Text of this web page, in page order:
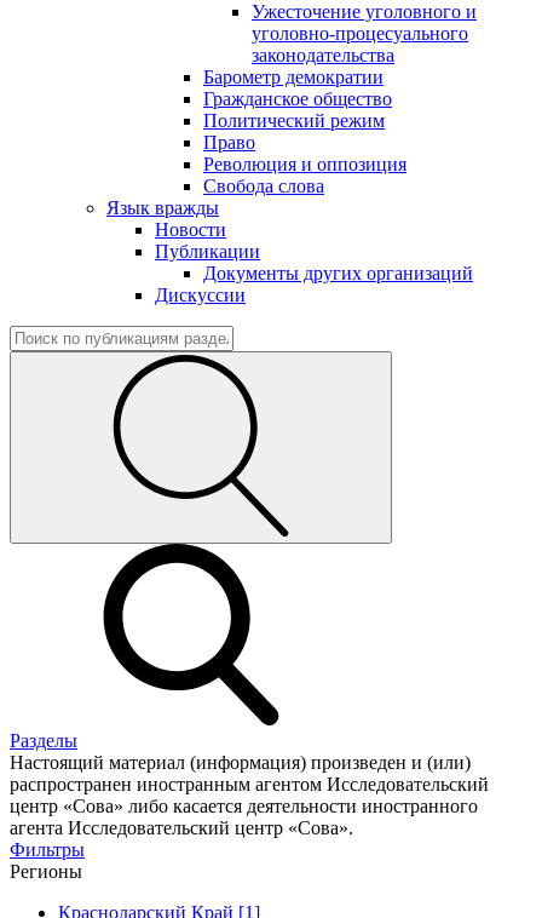
Ужесточение уголовного и
уголовно-процесуального
законодательства
Барометр демократии
Гражданское общество
Политический режим
Право
Революция и оппозиция
Свобода слова
Язык вражды
Новости
Публикации
Документы других организаций
Дискуссии
Разделы
Настоящий материал (информация) произведен и (или)
распространен иностранным агентом Исследовательский
центр «Сова» либо касается деятельности иностранного
агента Исследовательский центр «Сова».
Фильтры
Регионы
Краснодарский Край [1]